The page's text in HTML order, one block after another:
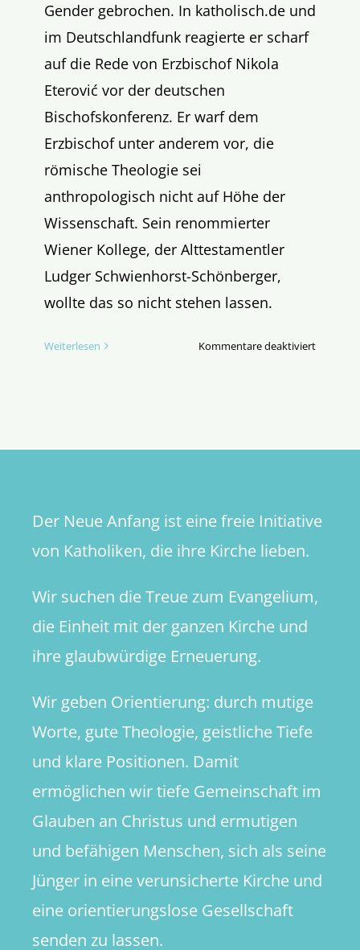
Gender gebrochen. In katholisch.de und
im Deutschlandfunk reagierte er scharf
auf die Rede von Erzbischof Nikola
Eterović vor der deutschen
Bischofskonferenz. Er warf dem
Erzbischof unter anderem vor, die
römische Theologie sei
anthropologisch nicht auf Höhe der
Wissenschaft. Sein renommierter
Wiener Kollege, der Alttestamentler
Ludger Schwienhorst-Schönberger,
wollte das so nicht stehen lassen.
Weiterlesen Kommentare deaktiviertfür
Der Neue Anfang ist eine freie Initiative
von Katholiken, die ihre Kirche lieben.
Wir suchen die Treue zum Evangelium,
die Einheit mit der ganzen Kirche und
ihre glaubwürdige Erneuerung.
Wir geben Orientierung: durch mutige
Worte, gute Theologie, geistliche Tiefe
und klare Positionen. Damit
ermöglichen wir tiefe Gemeinschaft im
Glauben an Christus und ermutigen
und befähigen Menschen, sich als seine
Jünger in eine verunsicherte Kirche und
eine orientierungslose Gesellschaft
senden zu lassen.